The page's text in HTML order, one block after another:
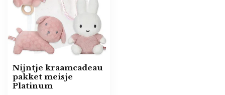
Nijntje kraamcadeau
pakket meisje
Platinum